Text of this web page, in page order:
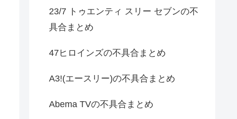
23/7 トゥエンティ スリー セブンの不
具合まとめ
47ヒロインズの不具合まとめ
A3!(エースリー)の不具合まとめ
Abema TVの不具合まとめ